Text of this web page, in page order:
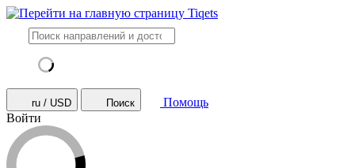
ru / USD Поиск
Помощь
Войти